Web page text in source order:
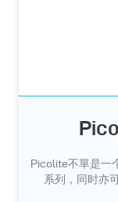
Picolite不單是一
系列，同时亦